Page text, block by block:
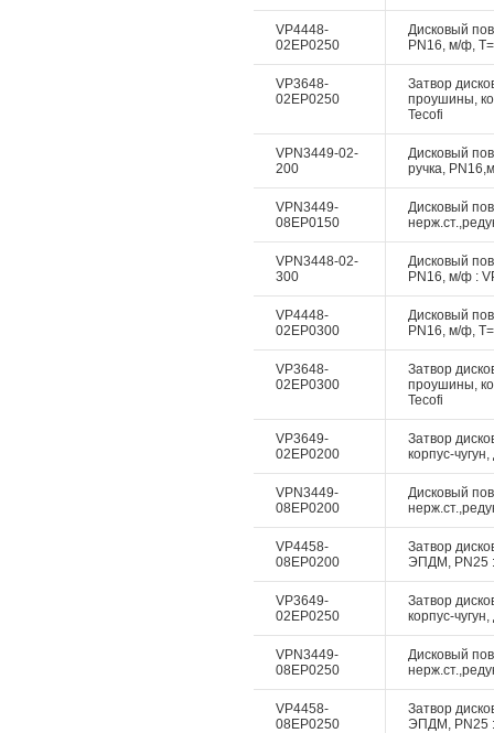
VP4448-
02EP0250
Дисковый
PN16, м/ф,
VP3648-
02EP0250
Затвор
проушины,
Tecofi
VPN3449-02-
200
Дисковый
ручка,
VPN3449-
08EP0150
Дисковый
VPN3448-02-
300
Дисковый
PN16, м/ф :
VP4448-
02EP0300
Дисковый
PN16, м/ф,
VP3648-
02EP0300
Затвор
проушины,
Tecofi
VP3649-
02EP0200
Затвор
корпус-
VPN3449-
08EP0200
Дисковый
VP4458-
08EP0200
Затвор
ЭПДМ, PN25 :
VP3649-
02EP0250
Затвор
корпус-
VPN3449-
08EP0250
Дисковый
VP4458-
08EP0250
Затвор
ЭПДМ, PN25 :